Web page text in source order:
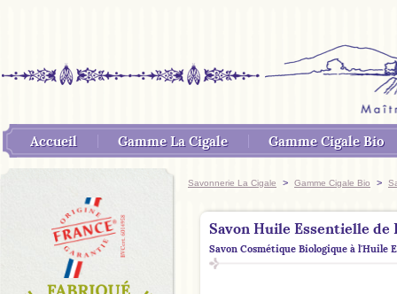
Accueil Gamme La Cigale Gamme Cigale Bio
Savonnerie La Cigale > Gamme Cigale Bio >
Savon Huile Essentielle de
Savon Cosmétique Biologique à l'Huile